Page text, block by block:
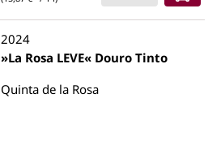
2024
»La Rosa LEVE« Douro Tinto
Quinta de la Rosa